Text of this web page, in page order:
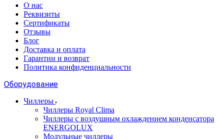
О нас
Реквизиты
Сертификаты
Отзывы
Блог
Доставка и оплата
Гарантии и возврат
Политика конфиденциальности
Оборудование
Чиллеры
Чиллеры Royal Clima
Чиллеры с воздушным охлаждением конденсатора
ENERGOLUX
Модульные чиллеры